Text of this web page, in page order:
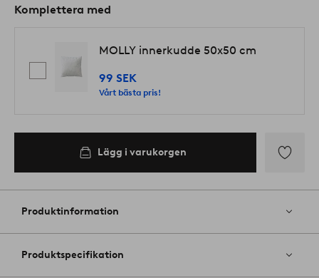
Komplettera med
MOLLY innerkudde 50x50 cm
99 SEK
Vårt bästa pris!
Lägg i varukorgen
till
favoriter
Produktinformation
Produktspecifikation